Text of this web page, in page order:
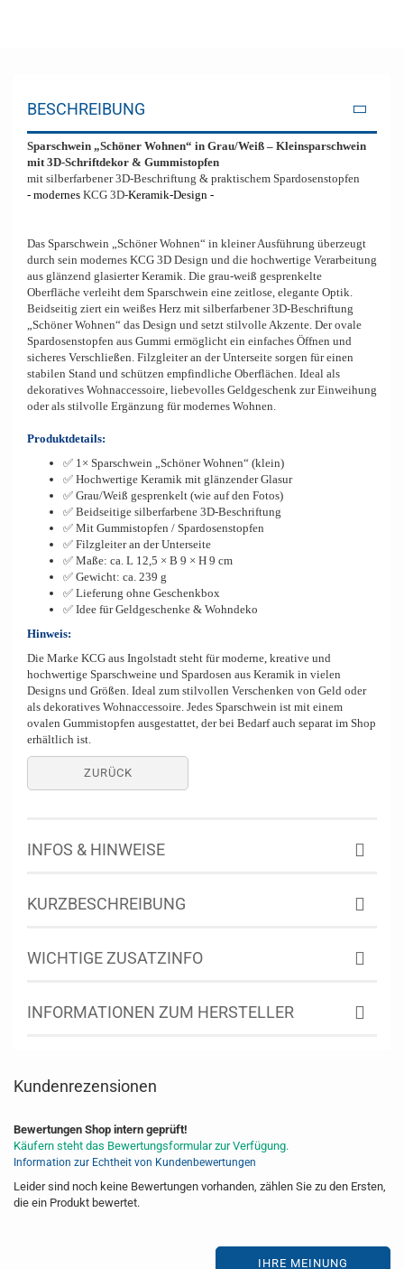
BESCHREIBUNG
Sparschwein „Schöner Wohnen“ in Grau/Weiß – Kleinsparschwein
mit 3D-Schriftdekor & Gummistopfen
mit silberfarbener 3D-Beschriftung & praktischem Spardosenstopfen
- modernes KCG 3D-Keramik-Design -
Das Sparschwein „Schöner Wohnen“ in kleiner Ausführung überzeugt
durch sein modernes KCG 3D Design und die hochwertige Verarbeitung
aus glänzend glasierter Keramik. Die grau-weiß gesprenkelte
Oberfläche verleiht dem Sparschwein eine zeitlose, elegante Optik.
Beidseitig ziert ein weißes Herz mit silberfarbener 3D-Beschriftung
„Schöner Wohnen“ das Design und setzt stilvolle Akzente. Der ovale
Spardosenstopfen aus Gummi ermöglicht ein einfaches Öffnen und
sicheres Verschließen. Filzgleiter an der Unterseite sorgen für einen
stabilen Stand und schützen empfindliche Oberflächen. Ideal als
dekoratives Wohnaccessoire, liebevolles Geldgeschenk zur Einweihung
oder als stilvolle Ergänzung für modernes Wohnen.
Produktdetails:
✅ 1× Sparschwein „Schöner Wohnen“ (klein)
✅ Hochwertige Keramik mit glänzender Glasur
✅ Grau/Weiß gesprenkelt (wie auf den Fotos)
✅ Beidseitige silberfarbene 3D-Beschriftung
✅ Mit Gummistopfen / Spardosenstopfen
✅ Filzgleiter an der Unterseite
✅ Maße: ca. L 12,5 × B 9 × H 9 cm
✅ Gewicht: ca. 239 g
✅ Lieferung ohne Geschenkbox
✅ Idee für Geldgeschenke & Wohndeko
Hinweis:
Die Marke KCG aus Ingolstadt steht für moderne, kreative und
hochwertige Sparschweine und Spardosen aus Keramik in vielen
Designs und Größen. Ideal zum stilvollen Verschenken von Geld oder
als dekoratives Wohnaccessoire. Jedes Sparschwein ist mit einem
ovalen Gummistopfen ausgestattet, der bei Bedarf auch separat im Shop
erhältlich ist.
ZURÜCK
INFOS & HINWEISE
KURZBESCHREIBUNG
WICHTIGE ZUSATZINFO
INFORMATIONEN ZUM HERSTELLER
Kundenrezensionen
Bewertungen Shop intern geprüft!
Käufern steht das Bewertungsformular zur Verfügung.
Information zur Echtheit von Kundenbewertungen
Leider sind noch keine Bewertungen vorhanden, zählen Sie zu den Ersten,
die ein Produkt bewertet.
IHRE MEINUNG